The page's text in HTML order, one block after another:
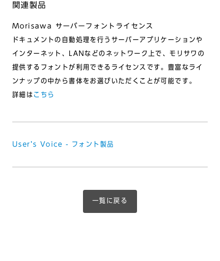
関連製品
Morisawa サーバーフォントライセンス
ドキュメントの自動処理を行うサーバーアプリケーションや
インターネット、LANなどのネットワーク上で、モリサワの
提供するフォントが利用できるライセンスです。豊富なライ
ンナップの中から書体をお選びいただくことが可能です。
詳細は こちら
Userʼs Voice - フォント製品
一覧に戻る